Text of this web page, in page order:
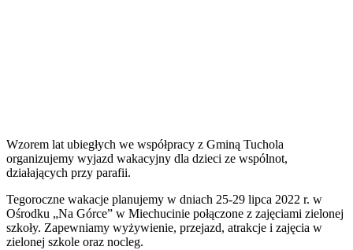
Wzorem lat ubiegłych we współpracy z Gminą Tuchola
organizujemy wyjazd wakacyjny dla dzieci ze wspólnot,
działających przy parafii.
Tegoroczne wakacje planujemy w dniach 25-29 lipca 2022 r. w
Ośrodku „Na Górce” w Miechucinie połączone z zajęciami zielonej
szkoły. Zapewniamy wyżywienie, przejazd, atrakcje i zajęcia w
zielonej szkole oraz nocleg.